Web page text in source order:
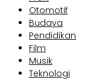
Otomotif
Budaya
Pendidikan
Film
Musik
Teknologi